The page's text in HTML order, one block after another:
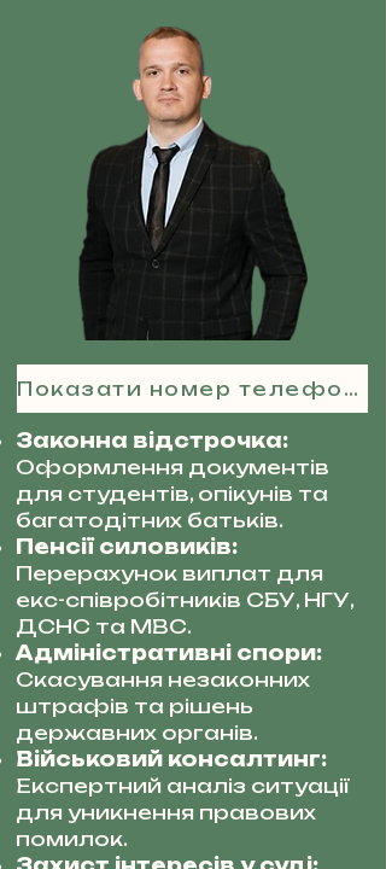
Показати номер телефону
Законна відстрочка:
Оформлення документів
для студентів, опікунів та
багатодітних батьків.
Пенсії силовиків:
Перерахунок виплат для
екс-співробітників СБУ, НГУ,
ДСНС та МВС.
Адміністративні спори:
Скасування незаконних
штрафів та рішень
державних органів.
Військовий консалтинг:
Експертний аналіз ситуації
для уникнення правових
помилок.